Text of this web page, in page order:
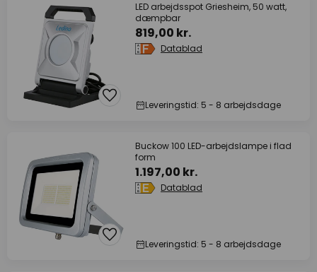
LED arbejdsspot Griesheim, 50 watt,
dæmpbar
819,00 kr.
Datablad
Leveringstid: 5 - 8 arbejdsdage
Buckow 100 LED-arbejdslampe i flad
form
1.197,00 kr.
Datablad
Leveringstid: 5 - 8 arbejdsdage